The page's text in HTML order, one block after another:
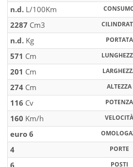
n.d. L/100Km
2287 Cm3
n.d. Kg PORTATA
571 Cm
201 Cm
274 Cm ALTEZZA
116 Cv POTENZA
160 Km/h VELOCITÀ
euro 6
4 PORTE
POSTI